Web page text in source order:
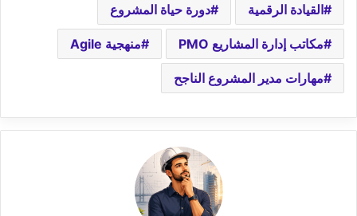
القيادة الرقمية دورة حياة المشروع
مكاتب إدارة المشاريع PMO منهجية Agile
مهارات مدير المشروع الناجح